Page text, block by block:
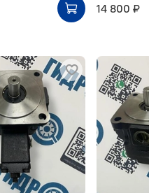
14 800 ₽